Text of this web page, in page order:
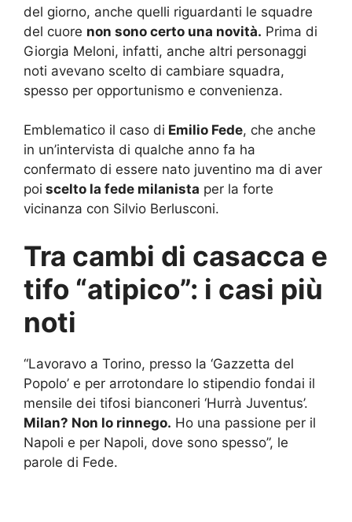
del giorno, anche quelli riguardanti le squadre
del cuore non sono certo una novità. Prima di
Giorgia Meloni, infatti, anche altri personaggi
noti avevano scelto di cambiare squadra,
spesso per opportunismo e convenienza.
Emblematico il caso di Emilio Fede, che anche
in un’intervista di qualche anno fa ha
confermato di essere nato juventino ma di aver
poi scelto la fede milanista per la forte
vicinanza con Silvio Berlusconi.
Tra cambi di casacca e
tifo “atipico”: i casi più
noti
“Lavoravo a Torino, presso la ‘Gazzetta del
Popolo’ e per arrotondare lo stipendio fondai il
mensile dei tifosi bianconeri ‘Hurrà Juventus’.
Milan? Non lo rinnego. Ho una passione per il
Napoli e per Napoli, dove sono spesso”, le
parole di Fede.